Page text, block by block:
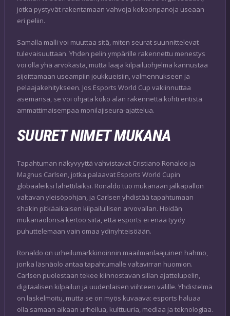
jotka pystyvät rakentamaan vahvoja kokoonpanoja useaan
eri peliin.
Samalla malli voi muuttaa sitä, miten seurat suunnittelevat
tulevaisuuttaan. Yhden pelin ympärille rakennettu menestys
voi olla yhä arvokasta, mutta laaja kilpailuohjelma kannustaa
sijoittamaan useampiin joukkueisiin, valmennukseen ja
pelaajakehitykseen. Jos Esports World Cup vakiinnuttaa
asemansa, se voi ohjata koko alan rakennetta kohti entistä
ammattimaisempaa monilajiseura-ajattelua.
SUURET NIMET MUKANA
Tapahtuman näkyvyyttä vahvistavat Cristiano Ronaldo ja
Magnus Carlsen, jotka palaavat Esports World Cupin
globaaleiksi lähettiläiksi. Ronaldo tuo mukanaan jalkapallon
valtavan yleisöpohjan, ja Carlsen yhdistää tapahtumaan
shakin pitkäaikaisen kilpailullisen arvovallan. Heidän
mukanaolonsa kertoo siitä, että esports ei enää tyydy
puhuttelemaan vain omaa ydinyhteisöään.
Ronaldo on urheilumarkkinoinnin maailmanlaajuinen hahmo,
jonka läsnäolo antaa tapahtumalle valtavirran huomion.
Carlsen puolestaan tekee kiinnostavan sillan ajattelupelin,
digitaalisen kilpailun ja uudenlaisen viihteen välille. Yhdistelmä
on laskelmoitu, mutta se on myös kuvaava: esports haluaa
olla samaan aikaan urheilua, kulttuuria, mediaa ja teknologiaa.